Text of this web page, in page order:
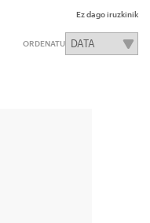
Ez dago iruzkinik
ORDENATU